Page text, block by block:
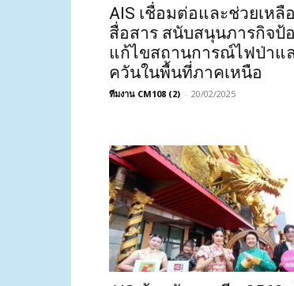
AIS เชื่อมต่อและช่วยเหลื
สื่อสาร สนับสนุนภารกิจป้
แก้ไขสถานการณ์ไฟป่าแ
ควันในพื้นที่ภาคเหนือ
ทีมงาน CM108 (2) - 20/02/2025